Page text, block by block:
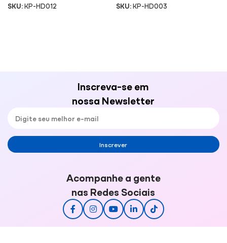
SKU:KP-HD012 SKU:KP-HD003
Inscreva-se em
nossa Newsletter
Inscrever
Acompanhe a gente
nas Redes Sociais